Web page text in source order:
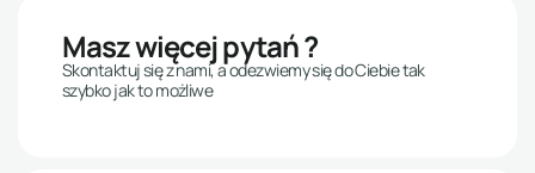
Masz więcej pytań ?
Skontaktuj się z nami, a odezwiemy się do Ciebie tak
szybko jak to możliwe